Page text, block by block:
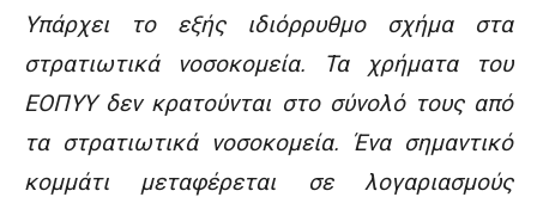
Υπάρχει το εξής ιδιόρρυθμο σχήμα στα
στρατιωτικά νοσοκομεία. Τα χρήματα του
ΕΟΠΥΥ δεν κρατούνται στο σύνολό τους από
τα στρατιωτικά νοσοκομεία. Ένα σημαντικό
κομμάτι μεταφέρεται σε λογαριασμούς